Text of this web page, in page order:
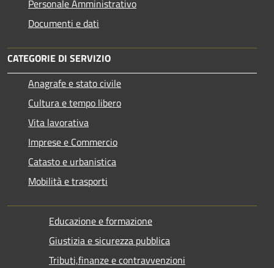
Personale Amministrativo
Documenti e dati
CATEGORIE DI SERVIZIO
Anagrafe e stato civile
Cultura e tempo libero
Vita lavorativa
Imprese e Commercio
Catasto e urbanistica
Mobilità e trasporti
Educazione e formazione
Giustizia e sicurezza pubblica
Tributi,finanze e contravvenzioni